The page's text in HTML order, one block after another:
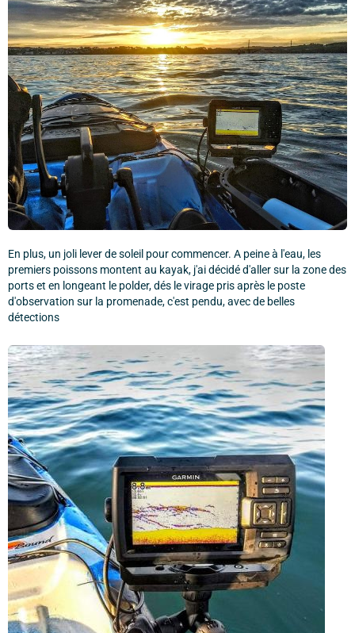
En plus, un joli lever de soleil pour commencer. A peine à l'eau, les
premiers poissons montent au kayak, j'ai décidé d'aller sur la zone des
ports et en longeant le polder, dés le virage pris après le poste
d'observation sur la promenade, c'est pendu, avec de belles
détections